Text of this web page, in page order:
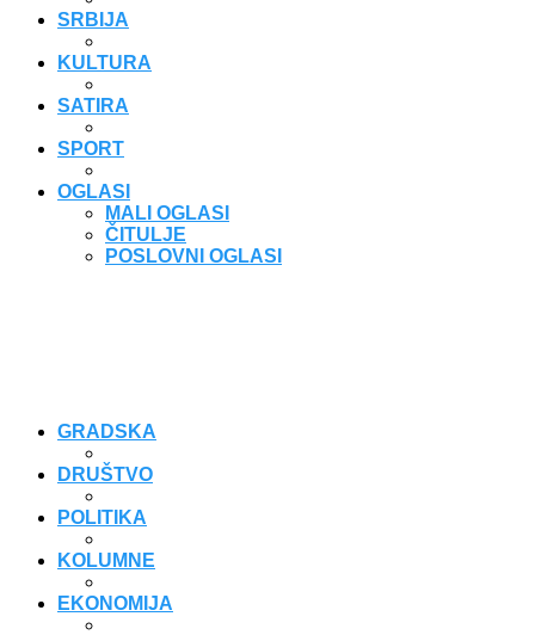
SRBIJA
KULTURA
SATIRA
SPORT
OGLASI
MALI OGLASI
ČITULJE
POSLOVNI OGLASI
GRADSKA
DRUŠTVO
POLITIKA
KOLUMNE
EKONOMIJA